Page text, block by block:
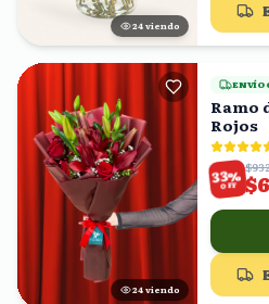
25 viendo
24 viendo
ENVÍO
Ramo
Rojos
33%
OFF